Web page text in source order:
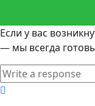
Если у вас
— мы всегда